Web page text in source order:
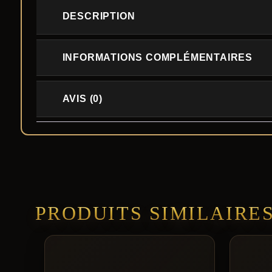
DESCRIPTION
INFORMATIONS COMPLÉMENTAIRES
AVIS (0)
PRODUITS